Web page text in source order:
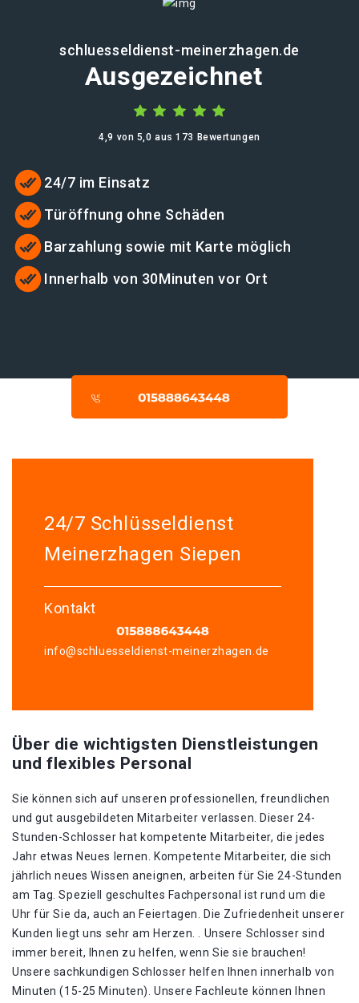
schluesseldienst-meinerzhagen.de
Ausgezeichnet
4,9 von 5,0 aus 173 Bewertungen
24/7 im Einsatz
Türöffnung ohne Schäden
Barzahlung sowie mit Karte möglich
Innerhalb von 30Minuten vor Ort
24/7 Schlüsseldienst
Meinerzhagen Siepen
Kontakt
info@schluesseldienst-meinerzhagen.de
Über die wichtigsten Dienstleistungen
und flexibles Personal
Sie können sich auf unseren professionellen, freundlichen
und gut ausgebildeten Mitarbeiter verlassen. Dieser 24-
Stunden-Schlosser hat kompetente Mitarbeiter, die jedes
Jahr etwas Neues lernen. Kompetente Mitarbeiter, die sich
jährlich neues Wissen aneignen, arbeiten für Sie 24-Stunden
am Tag. Speziell geschultes Fachpersonal ist rund um die
Uhr für Sie da, auch an Feiertagen. Die Zufriedenheit unserer
Kunden liegt uns sehr am Herzen. . Unsere Schlosser sind
immer bereit, Ihnen zu helfen, wenn Sie sie brauchen!
Unsere sachkundigen Schlosser helfen Ihnen innerhalb von
Minuten (15-25 Minuten). Unsere Fachleute können Ihnen